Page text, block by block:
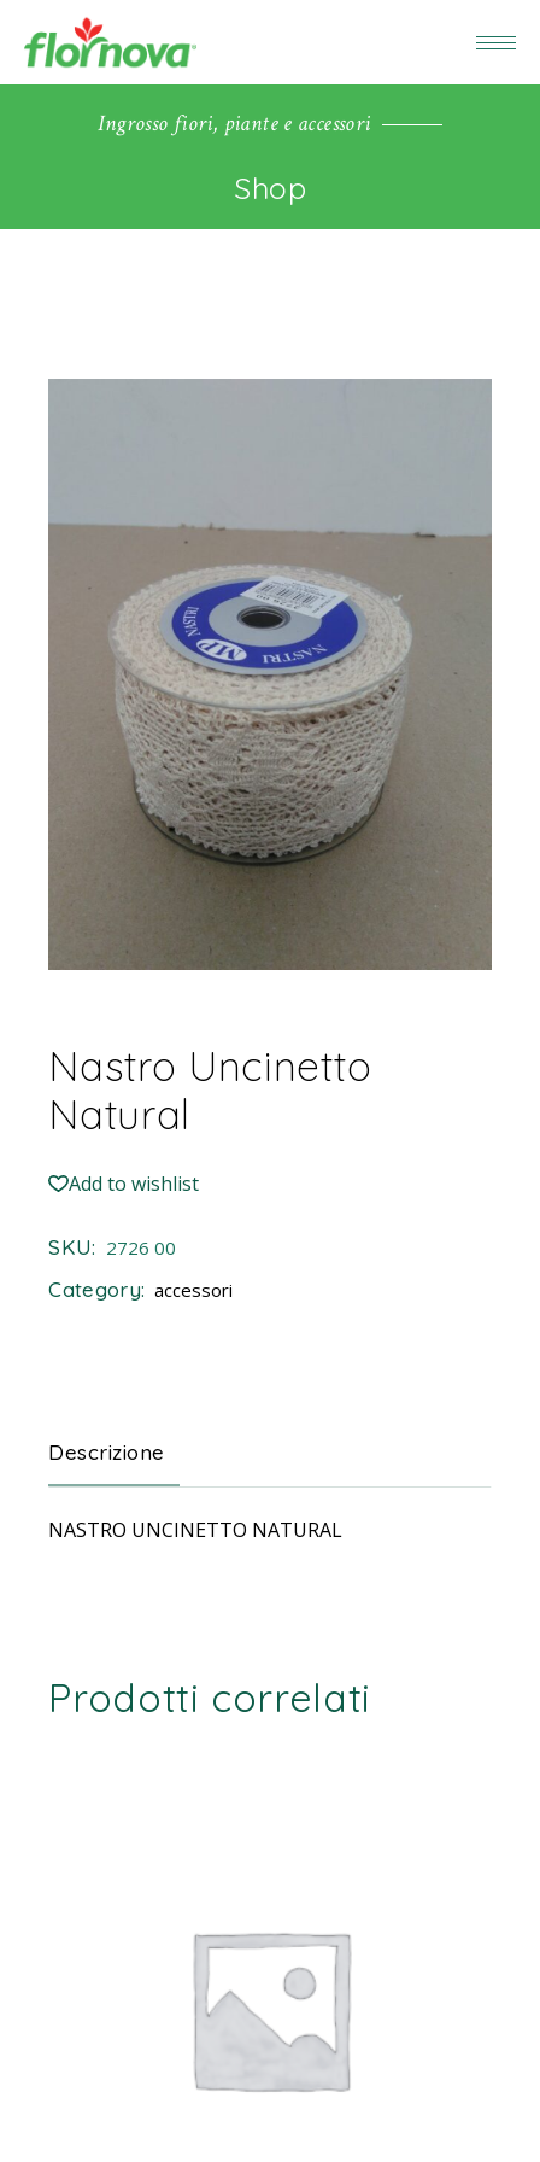
Ingrosso fiori, piante e accessori
Shop
Nastro Uncinetto
Natural
Add to wishlist
SKU: 2726 00
Category: accessori
Descrizione
NASTRO UNCINETTO NATURAL
Prodotti correlati